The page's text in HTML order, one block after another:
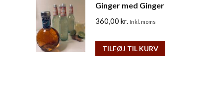
Ginger med Ginger
360,00 kr. Inkl. moms
TILFØJ TIL KURV